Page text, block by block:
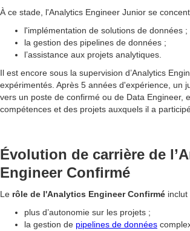
À ce stade, l'Analytics Engineer Junior se
l'implémentation de solutions de données ;
la gestion des pipelines de données ;
l’assistance aux projets analytiques.
Il est encore sous la supervision d’Analytics
expérimentés. Après 5 années d'expérience, un
vers un poste de confirmé ou de Data Engineer,
compétences et des projets auxquels il a
Évolution de carrière de
Engineer Confirmé
Le rôle de l'Analytics Engineer Confirmé inclut
plus d’autonomie sur les projets ;
la gestion de pipelines de données